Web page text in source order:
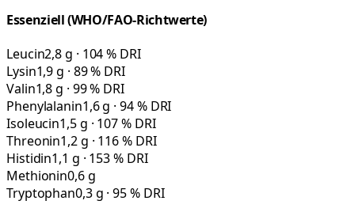
Essenziell (WHO/FAO-Richtwerte)
Leucin2,8 g · 104 % DRI
Lysin1,9 g · 89 % DRI
Valin1,8 g · 99 % DRI
Phenylalanin1,6 g · 94 % DRI
Isoleucin1,5 g · 107 % DRI
Threonin1,2 g · 116 % DRI
Histidin1,1 g · 153 % DRI
Methionin0,6 g
Tryptophan0,3 g · 95 % DRI